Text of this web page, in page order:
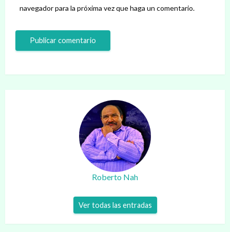
navegador para la próxima vez que haga un comentario.
Roberto Nah
Ver todas las entradas